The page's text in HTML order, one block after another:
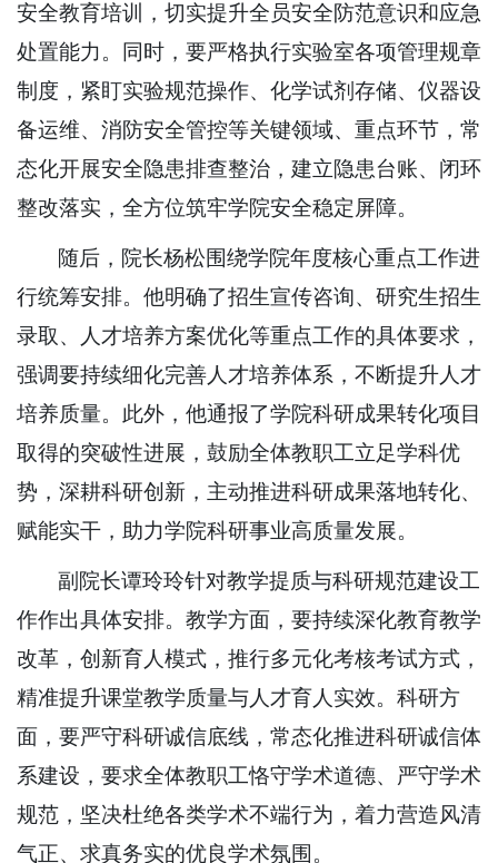
安全教育培训，切实提升全员安全防范意识和应急
处置能力。同时，要严格执行实验室各项管理规章
制度，紧盯实验规范操作、化学试剂存储、仪器设
备运维、消防安全管控等关键领域、重点环节，常
态化开展安全隐患排查整治，建立隐患台账、闭环
整改落实，全方位筑牢学院安全稳定屏障。
随后，院长杨松围绕学院年度核心重点工作进
行统筹安排。他明确了招生宣传咨询、研究生招生
录取、人才培养方案优化等重点工作的具体要求，
强调要持续细化完善人才培养体系，不断提升人才
培养质量。此外，他通报了学院科研成果转化项目
取得的突破性进展，鼓励全体教职工立足学科优
势，深耕科研创新，主动推进科研成果落地转化、
赋能实干，助力学院科研事业高质量发展。
副院长谭玲玲针对教学提质与科研规范建设工
作作出具体安排。教学方面，要持续深化教育教学
改革，创新育人模式，推行多元化考核考试方式，
精准提升课堂教学质量与人才育人实效。科研方
面，要严守科研诚信底线，常态化推进科研诚信体
系建设，要求全体教职工恪守学术道德、严守学术
规范，坚决杜绝各类学术不端行为，着力营造风清
气正、求真务实的优良学术氛围。